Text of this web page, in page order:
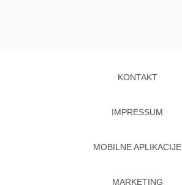
KONTAKT
IMPRESSUM
MOBILNE APLIKACIJE
MARKETING